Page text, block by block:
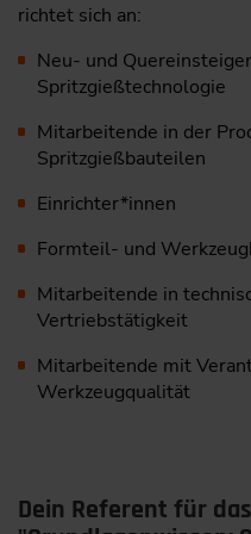
richtet sich an:
Neu- und
Spritzgießtechnologie
Mitarbeitende in der
Spritzgießbauteilen
Einrichter*innen
Formteil- und
Mitarbeitende in
Vertriebstätigkeit
Mitarbeitende mit
Werkzeugqualität
Dein Referent für